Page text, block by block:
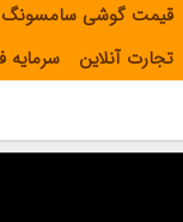
قیمت گوشی سامسونگ
تجارت آنلاین
سرمایه